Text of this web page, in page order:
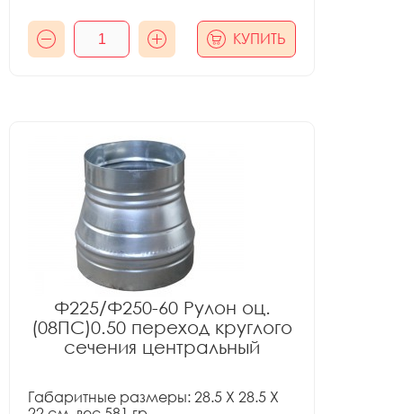
КУПИТЬ
Ф225/Ф250-60 Рулон оц.
(08ПС)0.50 переход круглого
сечения центральный
Габаритные размеры: 28.5 X 28.5 X